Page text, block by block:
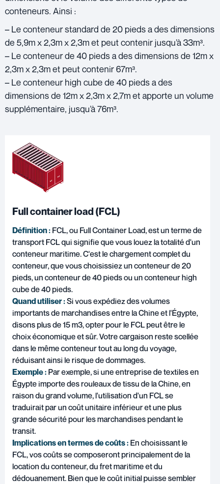
conteneurs. Ainsi :
– Le conteneur standard de 20 pieds a des dimensions
de 5,9m x 2,3m x 2,3m et peut contenir jusqu’à 33m³.
– Le conteneur de 40 pieds a des dimensions de 12m x
2,3m x 2,3m et peut contenir 67m³.
– Le conteneur high cube de 40 pieds a des
dimensions de 12m x 2,3m x 2,7m et apporte un volume
supplémentaire, jusqu’à 76m³.
Full container load (FCL)
Définition : FCL, ou Full Container Load, est un terme de
transport FCL qui signifie que vous louez la totalité d'un
conteneur maritime. C'est le chargement complet du
conteneur, que vous choisissiez un conteneur de 20
pieds, un conteneur de 40 pieds ou un conteneur high
cube de 40 pieds.
Quand utiliser :Si vous expédiez des volumes
importants de marchandises entre la Chine et l'Égypte,
disons plus de 15 m3, opter pour le FCL peut être le
choix économique et sûr. Votre cargaison reste scellée
dans le même conteneur tout au long du voyage,
réduisant ainsi le risque de dommages.
Exemple : Par exemple, si une entreprise de textiles en
Égypte importe des rouleaux de tissu de la Chine, en
raison du grand volume, l'utilisation d'un FCL se
traduirait par un coût unitaire inférieur et une plus
grande sécurité pour les marchandises pendant le
transit.
Implications en termes de coûts : En choisissant le
FCL, vos coûts se composeront principalement de la
location du conteneur, du fret maritime et du
dédouanement. Bien que le coût initial puisse sembler